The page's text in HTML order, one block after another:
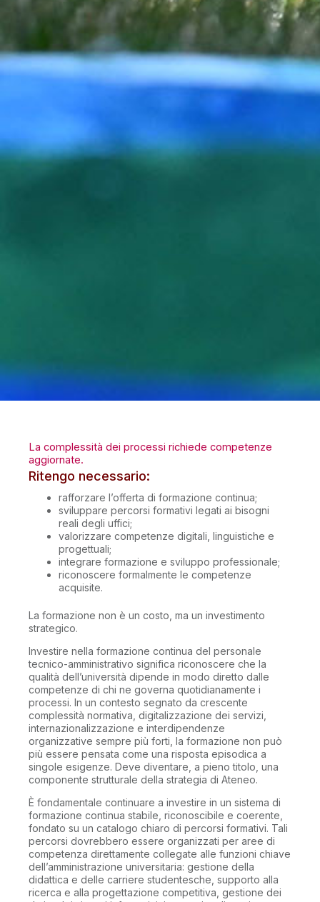
La complessità dei processi richiede competenze
aggiornate.
Ritengo necessario:
rafforzare l’offerta di formazione continua;
sviluppare percorsi formativi legati ai bisogni
reali degli uffici;
valorizzare competenze digitali, linguistiche e
progettuali;
integrare formazione e sviluppo professionale;
riconoscere formalmente le competenze
acquisite.
La formazione non è un costo, ma un investimento
strategico.
Investire nella formazione continua del personale
tecnico-amministrativo significa riconoscere che la
qualità dell’università dipende in modo diretto dalle
competenze di chi ne governa quotidianamente i
processi. In un contesto segnato da crescente
complessità normativa, digitalizzazione dei servizi,
internazionalizzazione e interdipendenze
organizzative sempre più forti, la formazione non può
più essere pensata come una risposta episodica a
singole esigenze. Deve diventare, a pieno titolo, una
componente strutturale della strategia di Ateneo.
È fondamentale continuare a investire in un sistema di
formazione continua stabile, riconoscibile e coerente,
fondato su un catalogo chiaro di percorsi formativi. Tali
percorsi dovrebbero essere organizzati per aree di
competenza direttamente collegate alle funzioni chiave
dell’amministrazione universitaria: gestione della
didattica e delle carriere studentesche, supporto alla
ricerca e alla progettazione competitiva, gestione dei